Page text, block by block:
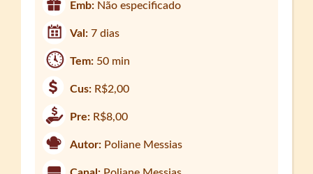
Emb: Não especificado
Val:7 dias
Tem: 50 min
Cus: R$2,00
Pre: R$8,00
Autor: Poliane Messias